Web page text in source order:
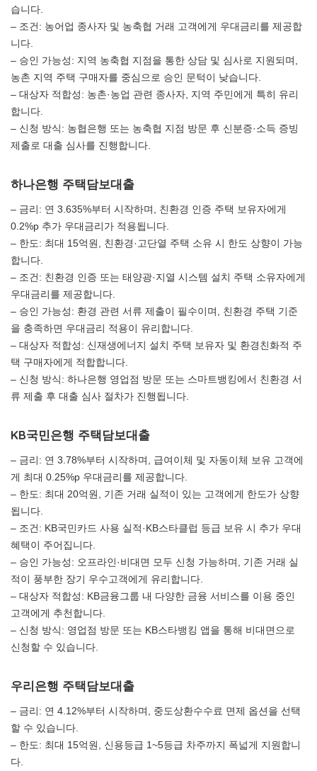
습니다.
– 조건: 농어업 종사자 및 농축협 거래 고객에게 우대금리를 제공합
니다.
– 승인 가능성: 지역 농축협 지점을 통한 상담 및 심사로 지원되며,
농촌 지역 주택 구매자를 중심으로 승인 문턱이 낮습니다.
– 대상자 적합성: 농촌·농업 관련 종사자, 지역 주민에게 특히 유리
합니다.
– 신청 방식: 농협은행 또는 농축협 지점 방문 후 신분증·소득 증빙
제출로 대출 심사를 진행합니다.
하나은행 주택담보대출
– 금리: 연 3.635%부터 시작하며, 친환경 인증 주택 보유자에게
0.2%p 추가 우대금리가 적용됩니다.
– 한도: 최대 15억원, 친환경·고단열 주택 소유 시 한도 상향이 가능
합니다.
– 조건: 친환경 인증 또는 태양광·지열 시스템 설치 주택 소유자에게
우대금리를 제공합니다.
– 승인 가능성: 환경 관련 서류 제출이 필수이며, 친환경 주택 기준
을 충족하면 우대금리 적용이 유리합니다.
– 대상자 적합성: 신재생에너지 설치 주택 보유자 및 환경친화적 주
택 구매자에게 적합합니다.
– 신청 방식: 하나은행 영업점 방문 또는 스마트뱅킹에서 친환경 서
류 제출 후 대출 심사 절차가 진행됩니다.
KB국민은행 주택담보대출
– 금리: 연 3.78%부터 시작하며, 급여이체 및 자동이체 보유 고객에
게 최대 0.25%p 우대금리를 제공합니다.
– 한도: 최대 20억원, 기존 거래 실적이 있는 고객에게 한도가 상향
됩니다.
– 조건: KB국민카드 사용 실적·KB스타클럽 등급 보유 시 추가 우대
혜택이 주어집니다.
– 승인 가능성: 오프라인·비대면 모두 신청 가능하며, 기존 거래 실
적이 풍부한 장기 우수고객에게 유리합니다.
– 대상자 적합성: KB금융그룹 내 다양한 금융 서비스를 이용 중인
고객에게 추천합니다.
– 신청 방식: 영업점 방문 또는 KB스타뱅킹 앱을 통해 비대면으로
신청할 수 있습니다.
우리은행 주택담보대출
– 금리: 연 4.12%부터 시작하며, 중도상환수수료 면제 옵션을 선택
할 수 있습니다.
– 한도: 최대 15억원, 신용등급 1~5등급 차주까지 폭넓게 지원합니
다.